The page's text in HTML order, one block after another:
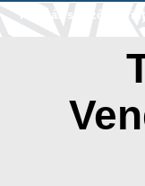
Tallózás szerző szerint